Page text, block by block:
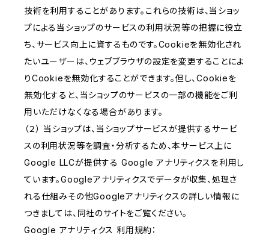
技術を利用することがあります。これらの技術は、当ショッ
プによる当ショップのサービスの利用状況等の把握に役立
ち、サービス向上に資するものです。Cookieを無効化され
たいユーザーは、ウェブブラウザの設定を変更することによ
りCookieを無効化することができます。但し、Cookieを
無効化すると、当ショップのサービスの一部の機能をご利
用いただけなくなる場合があります。
（２） 当ショップは、当ショップサービスが提供するサービ
スの利用状況等を調査・分析するため、本サービス上に
Google LLCが提供する Google アナリティクスを利用し
ています。Googleアナリティクスでデータが収集、処理さ
れる仕組みその他Googleアナリティクスの詳しい情報に
つきましては、同社のサイトをご覧ください。
Google アナリティクス 利用規約：